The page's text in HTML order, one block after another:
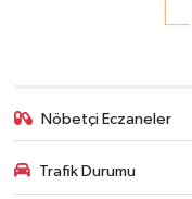
Nöbetçi Eczaneler
Trafik Durumu